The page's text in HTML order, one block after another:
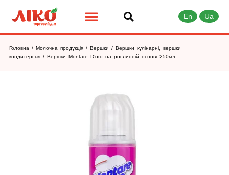
En Ua
Головна / Молочна продукція / Вершки / Вершки кулінарні, вершки
кондитерські / Вершки Montare D’oro на рослинній основі 250мл